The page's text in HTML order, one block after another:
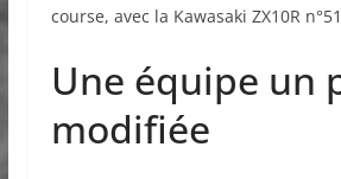
course, avec la Kawasaki ZX10R
Une équipe un
modifiée